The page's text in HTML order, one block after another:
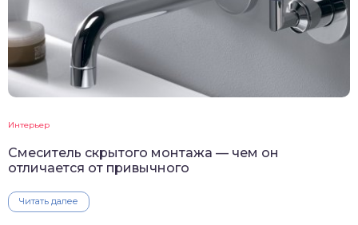
Интерьер
Смеситель скрытого монтажа — чем он
отличается от привычного
Читать далее